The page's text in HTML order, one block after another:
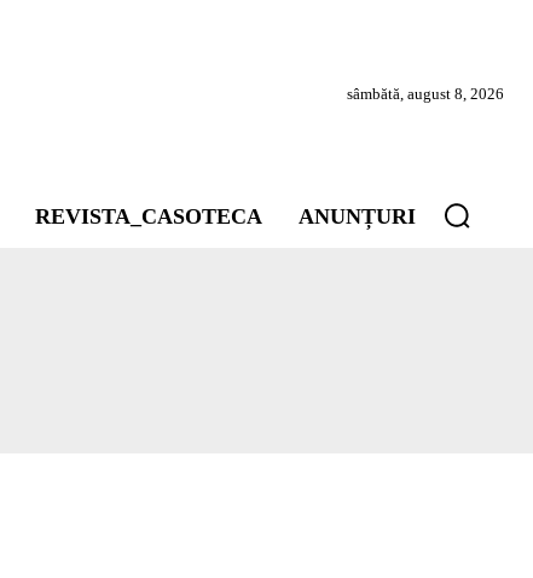
sâmbătă, august 8, 2026
REVISTA_CASOTECA ANUNȚURI